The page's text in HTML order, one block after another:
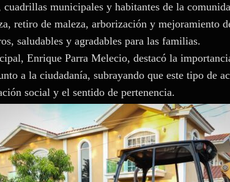
municipales y habitantes de la
retiro de maleza, arborización y mejoramiento
saludables y agradables para las familias.
Enrique Parra Melecio, destacó la
a la ciudadanía, subrayando que este tipo de
social y el sentido de pertenencia.